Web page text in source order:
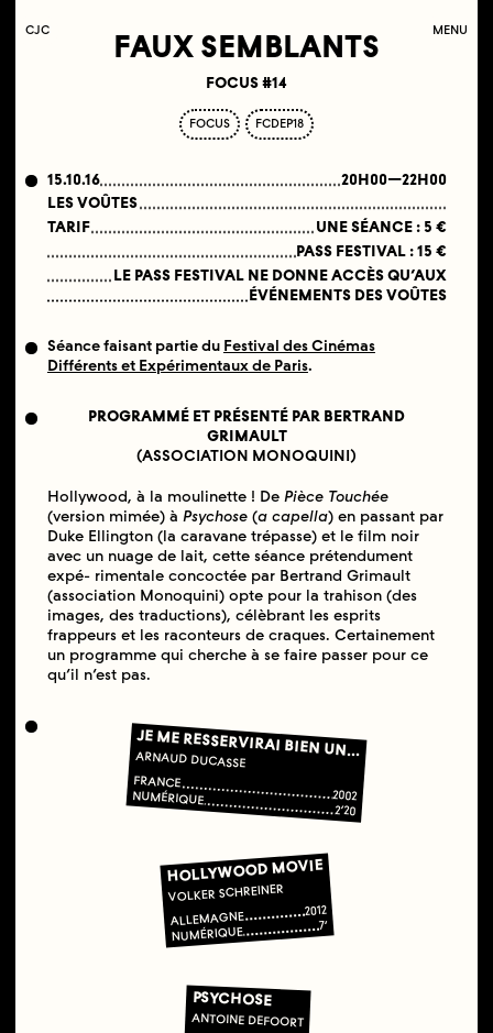
COLLECTIF
JEUNE
C MENU
FAUX SEMBLANTS
FOCUS #14
FOCUS FCDEP18
15.10.16
20H00—22H00
LES VOÛTES
TARIF
UNE SÉANCE : 5 €
PASS FESTIVAL : 15 €
LE PASS FESTIVAL NE DONNE ACCÈS QU’AUX
ÉVÉNEMENTS DES VOÛTES
Séance faisant partie du Festival des Cinémas
Différents et Expérimentaux de Paris.
PROGRAMMÉ ET PRÉSENTÉ PAR BERTRAND
GRIMAULT
(ASSOCIATION MONOQUINI)
Hollywood, à la moulinette ! De Pièce Touchée
(version mimée) à Psychose(a capella) en passant par
Duke Ellington (la caravane trépasse) et le film noir
avec un nuage de lait, cette séance prétendument
expé- rimentale concoctée par Bertrand Grimault
(association Monoquini) opte pour la trahison (des
images, des traductions), célèbrant les esprits
frappeurs et les raconteurs de craques. Certainement
un programme qui cherche à se faire passer pour ce
qu’il n’est pas.
JE ME RESSERVIRAI BIEN UN...
ARNAUD DUCASSE
FRANCE
2002
NUMÉRIQUE
2’20
HOLLYWOOD MOVIE
VOLKER SCHREINER
ALLEMAGNE 2012
NUMÉRIQUE 7’
PSYCHOSE
ANTOINE DEFOORT